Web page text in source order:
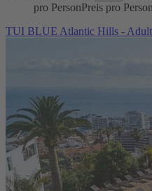
pro PersonPreis pro Person
TUI BLUE Atlantic Hills -